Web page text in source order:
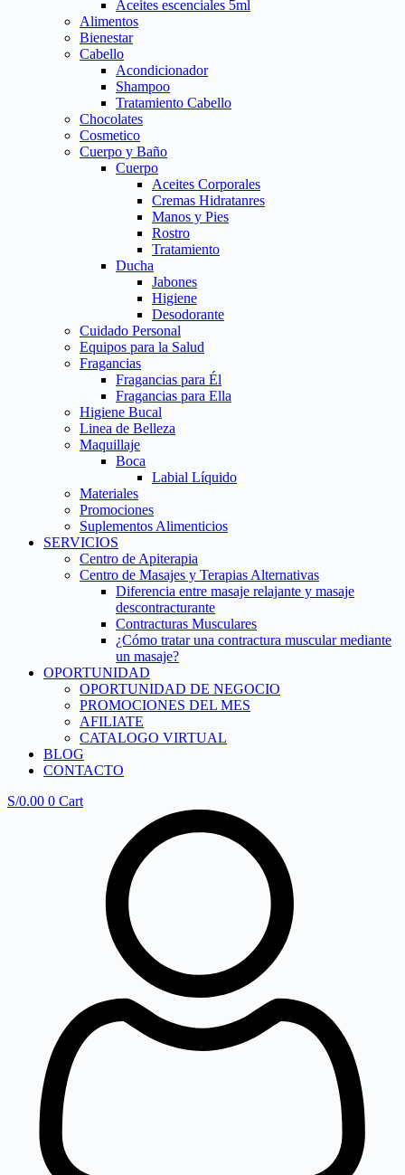
Aceites escenciales 5ml
Alimentos
Bienestar
Cabello
Acondicionador
Shampoo
Tratamiento Cabello
Chocolates
Cosmetico
Cuerpo y Baño
Cuerpo
Aceites Corporales
Cremas Hidratanres
Manos y Pies
Rostro
Tratamiento
Ducha
Jabones
Higiene
Desodorante
Cuidado Personal
Equipos para la Salud
Fragancias
Fragancias para Él
Fragancias para Ella
Higiene Bucal
Linea de Belleza
Maquillaje
Boca
Labial Líquido
Materiales
Promociones
Suplementos Alimenticios
SERVICIOS
Centro de Apiterapia
Centro de Masajes y Terapias Alternativas
Diferencia entre masaje relajante y masaje
descontracturante
Contracturas Musculares
¿Cómo tratar una contractura muscular mediante
un masaje?
OPORTUNIDAD
OPORTUNIDAD DE NEGOCIO
PROMOCIONES DEL MES
AFILIATE
CATALOGO VIRTUAL
BLOG
CONTACTO
S/0.00 0 Cart